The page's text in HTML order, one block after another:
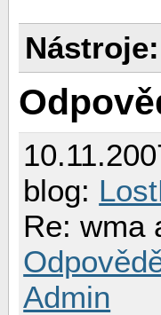
Nástroje:
blog:
Re: wma
Admin